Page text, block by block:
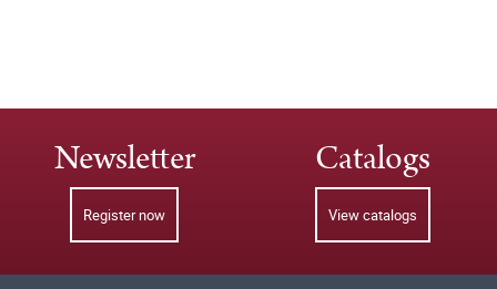
Newsletter
Register now
Catalogs
View catalogs